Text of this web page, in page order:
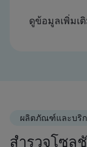
ดูข้อมูลเพิ่มเ
ผลิตภัณฑ์และบริ
สำรวจโซลู